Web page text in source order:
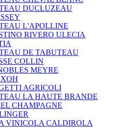
DUCLUZEAU
L'APOLLINE
RIVERO ULECIA
DE TABUTEAU
COLLIN
MEYRE
AGRICOLI
LA HAUTE BRANDE
CHAMPAGNE
VINICOLA CALDIROLA